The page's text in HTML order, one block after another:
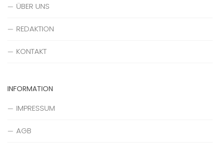
ÜBER UNS
REDAKTION
KONTAKT
INFORMATION
IMPRESSUM
AGB